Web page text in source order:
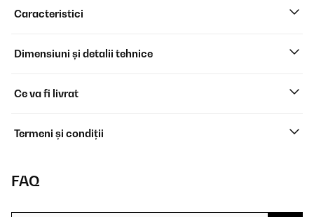
Caracteristici
Dimensiuni și detalii tehnice
Ce va fi livrat
Termeni și condiții
FAQ